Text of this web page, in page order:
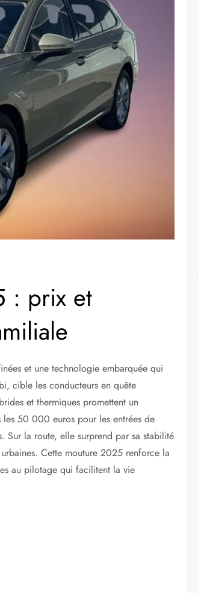
: prix et
et une technologie embarquée qui
cible les conducteurs en quête
et thermiques promettent un
les 50 000 euros pour les entrées de
Sur la route, elle surprend par sa stabilité
Cette mouture 2025 renforce la
au pilotage qui facilitent la vie